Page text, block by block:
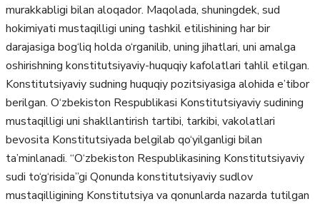
murakkabligi bilan aloqador. Maqolada, shuningdek, sud
hokimiyati mustaqilligi uning tashkil etilishining har bir
darajasiga bog‘liq holda o‘rganilib, uning jihatlari, uni amalga
oshirishning konstitutsiyaviy-huquqiy kafolatlari tahlil etilgan.
Konstitutsiyaviy sudning huquqiy pozitsiyasiga alohida e’tibor
berilgan. O‘zbekiston Respublikasi Konstitutsiyaviy sudining
mustaqilligi uni shakllantirish tartibi, tarkibi, vakolatlari
bevosita Konstitutsiyada belgilab qo‘yilganligi bilan
ta’minlanadi. “O‘zbekiston Respublikasining Konstitutsiyaviy
sudi to‘g‘risida”gi Qonunda konstitutsiyaviy sudlov
mustaqilligining Konstitutsiya va qonunlarda nazarda tutilgan